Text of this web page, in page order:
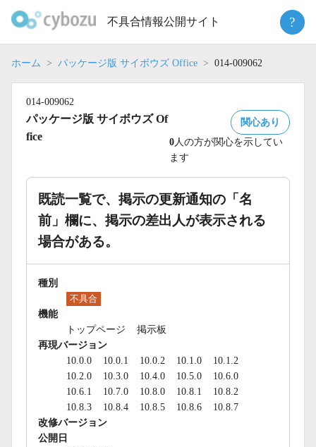
不具合情報公開サイト ?
ホーム パッケージ版 サイボウズ Office 014-009062
014-009062
パッケージ版 サイボウズ Of
fice
関心あり
0人の方が関心を示してい
ます
既読一覧で、掲示の更新通知の「名
前」欄に、掲示の差出人が表示される
場合がある。
種別
不具合
機能
トップページ
掲示板
再現バージョン
10.0.0
10.0.1 10.0.2 10.1.0
10.1.2
10.2.0
10.3.0 10.4.0 10.5.0
10.6.0
10.6.1
10.7.0 10.8.0 10.8.1
10.8.2
10.8.3
10.8.4 10.8.5 10.8.6
10.8.7
改修バージョン
公開日